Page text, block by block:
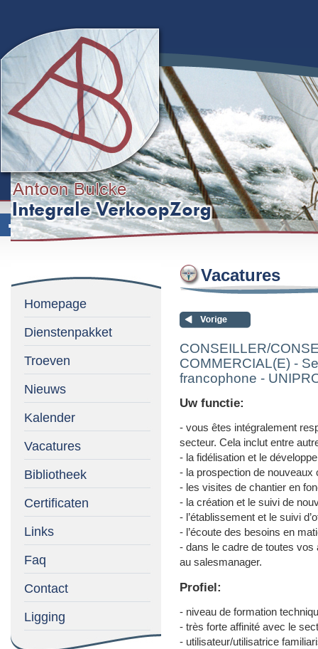
Homepage
Dienstenpakket
Troeven
Nieuws
Kalender
Vacatures
Bibliotheek
Certificaten
Links
Faq
Contact
Ligging
Vacatures
CONSEILLER/
COMMERCIAL(E) -
francophone -
Uw functie:
- vous êtes intégralement
secteur. Cela inclut entre
- la fidélisation et le
- la prospection de nouveaux
- les visites de chantier en
- la création et le suivi de
- l’établissement et le suivi
- l’écoute des besoins en
- dans le cadre de toutes
au salesmanager.
Profiel:
- niveau de formation
- très forte affinité avec le
- utilisateur/utilisatrice